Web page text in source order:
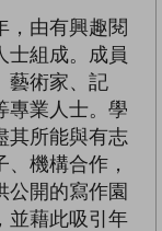
，由有興趣閱
士組成。成員
藝術家、記
專業人士。學
其所能與有志
機構合作，
公開的寫作園
並藉此吸引年